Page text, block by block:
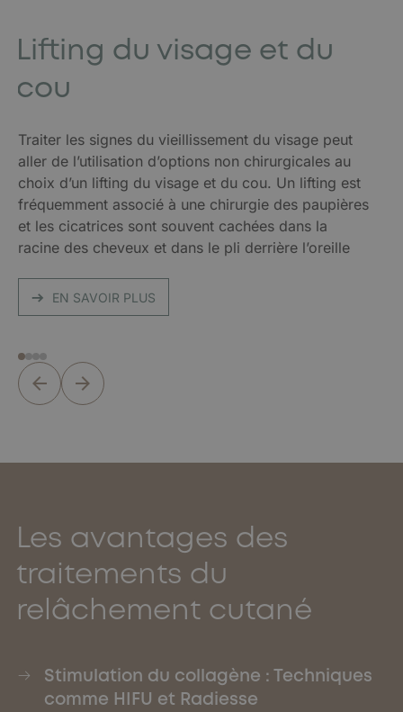
Lifting du visage et du
cou
Traiter les signes du vieillissement du visage peut
aller de l’utilisation d’options non chirurgicales au
choix d’un lifting du visage et du cou. Un lifting est
fréquemment associé à une chirurgie des paupières
et les cicatrices sont souvent cachées dans la
racine des cheveux et dans le pli derrière l’oreille
EN SAVOIR PLUS
Les avantages des
traitements du
relâchement cutané
Stimulation du collagène : Techniques
comme HIFU et Radiesse